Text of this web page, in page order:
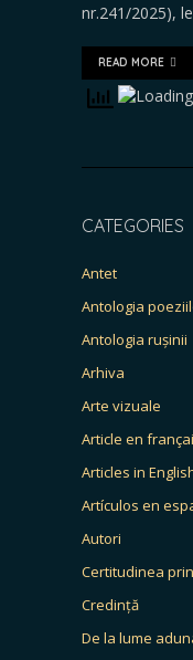
nr.241/2025),
READ MORE
CATEGORIES
Antet
Antologia
Antologia rușinii
Arhiva
Arte vizuale
Article en
Articles in
Artículos en
Autori
Certitudinea
Credință
De la lume